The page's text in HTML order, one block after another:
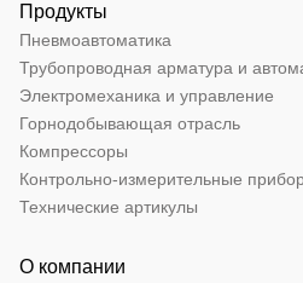
Продукты
Пневмоавтоматика
Трубопроводная арматура и
Электромеханика и управление
Горнодобывающая отрасль
Компрессоры
Контрольно-измерительные
Технические артикулы
О компании